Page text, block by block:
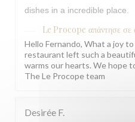
dishes in a incredible place.
Le Procope απάντησε σε
Hello Fernando, What a joy
restaurant left such a
warms our hearts. We hope
The Le Procope team
Desirée F